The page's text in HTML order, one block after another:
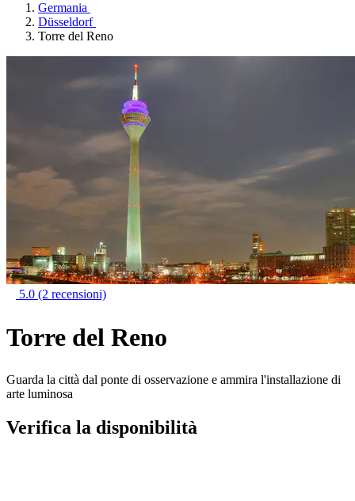
Germania
Düsseldorf
Torre del Reno
5.0 (2 recensioni)
Torre del Reno
Guarda la città dal ponte di osservazione e ammira l'installazione di
arte luminosa
Verifica la disponibilità